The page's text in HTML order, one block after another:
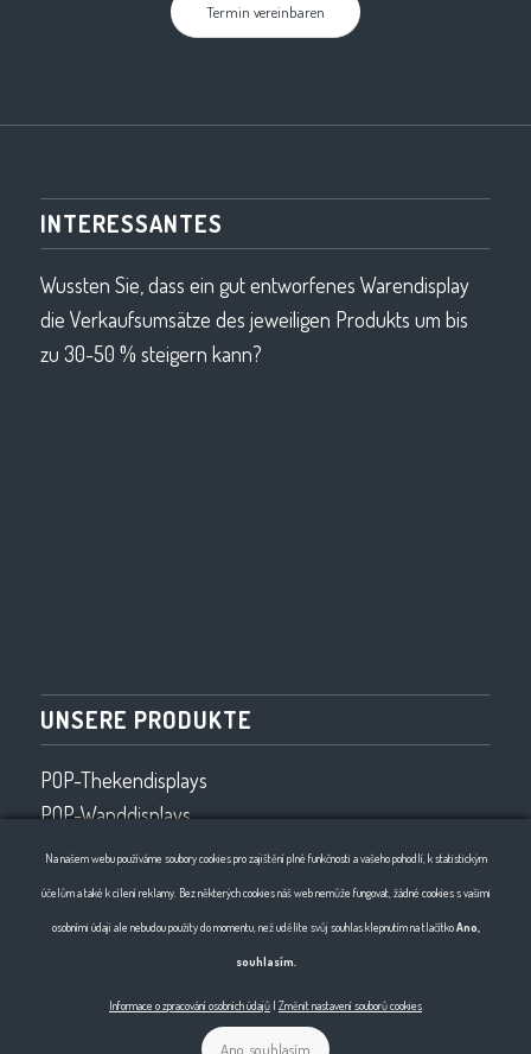
Termin vereinbaren
INTERESSANTES
Wussten Sie, dass ein gut entworfenes Warendisplay
die Verkaufsumsätze des jeweiligen Produkts um bis
zu 30-50 % steigern kann?
UNSERE PRODUKTE
POP-Thekendisplays
POP-Wanddisplays
Ladenausstattung
Drahtprogramm
2D- und 3D-Drahtbiegen
Na našem webu používáme soubory cookies pro zajištění plné funkčnosti a vašeho pohodlí, k statistickým
účelům a také k cílení reklamy. Bez některých cookies náš web nemůže fungovat, žádné cookies s vašimi
osobními údaji ale nebudou použity do momentu, než udělíte svůj souhlas klepnutím na tlačítkoAno,
souhlasím.
Informace o zpracování osobních údajů | Změnit nastavení souborů cookies
Ano, souhlasím